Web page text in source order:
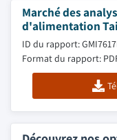
Marché des
d'alimentation
ID du rapport: GMI7617
Format du rapport: